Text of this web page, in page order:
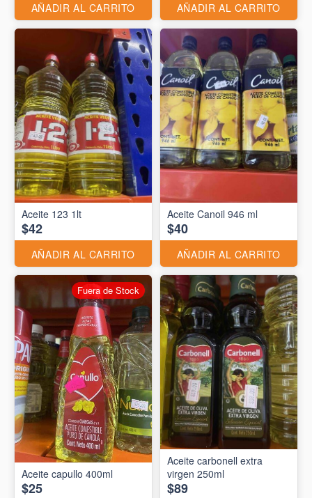
AÑADIR AL CARRITO AÑADIR AL CARRITO
Aceite 123 1lt
$42
AÑADIR AL CARRITO
Aceite Canoil 946 ml
$40
AÑADIR AL CARRITO
Aceite capullo 400ml
$25
Fuera de Stock
Aceite carbonell extra
virgen 250ml
$89